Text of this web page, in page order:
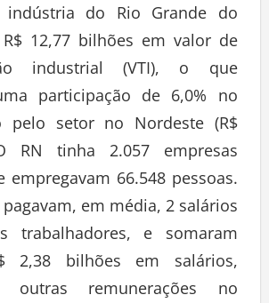
indústria do Rio Grande do
12,77 bilhões em valor de
industrial (VTI), o que
participação de 6,0% no
pelo setor no Nordeste (R$
RN tinha 2.057 empresas
empregavam 66.548 pessoas.
em média, 2 salários
trabalhadores, e somaram
2,38 bilhões em salários,
outras remunerações no